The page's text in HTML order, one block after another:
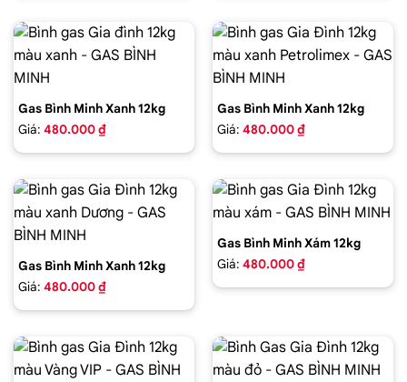
Gas Bình Minh Xanh 12kg
Giá: 480.000 ₫
Gas Bình Minh Xanh 12kg
Giá: 480.000 ₫
Gas Bình Minh Xanh 12kg
Giá: 480.000 ₫
Gas Bình Minh Xám 12kg
Giá: 480.000 ₫